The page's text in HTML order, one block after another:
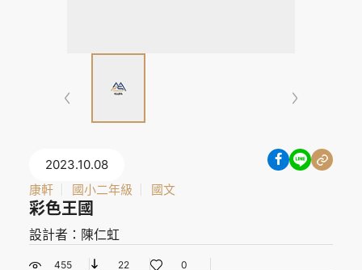
2023.10.08
康軒
國小二年級 國文
彩色王國
設計者：陳仁虹
455 22 0